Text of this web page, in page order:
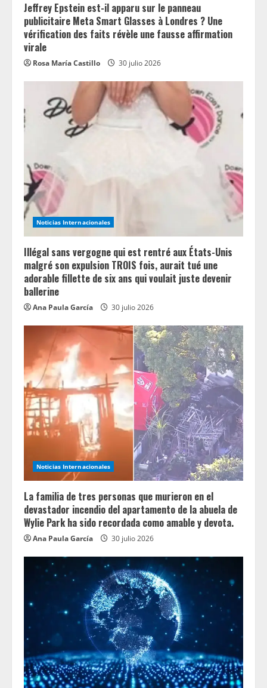
Jeffrey Epstein est-il apparu sur le panneau
publicitaire Meta Smart Glasses à Londres ? Une
vérification des faits révèle une fausse affirmation
virale
Rosa María Castillo 30 julio 2026
Noticias Internacionales
Illégal sans vergogne qui est rentré aux États-Unis
malgré son expulsion TROIS fois, aurait tué une
adorable fillette de six ans qui voulait juste devenir
ballerine
Ana Paula García 30 julio 2026
Noticias Internacionales
La familia de tres personas que murieron en el
devastador incendio del apartamento de la abuela de
Wylie Park ha sido recordada como amable y devota.
Ana Paula García 30 julio 2026